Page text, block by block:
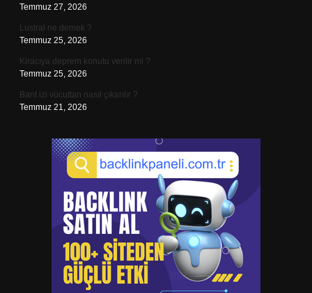
Temmuz 27, 2026
Lustral ne demek ?
Temmuz 25, 2026
Kiracıya deprem konutu verilir mi ?
Temmuz 25, 2026
Bant izi vücuttan nasıl çıkarılır ?
Temmuz 21, 2026